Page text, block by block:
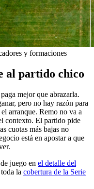
y formaciones
al partido chico
mejor que abrazarla.
pero no hay razón para
arranque. Remo no va a
contexto. El partido pide
cuotas más bajas no
está en apostar a que
juego en el detalle del
la cobertura de la Serie